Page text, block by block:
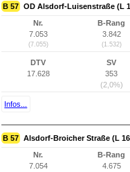
B 57 OD Alsdorf-Luisenstraße (L
Nr.
7.053
(7.055)
B-Rang
3.842
(1.532)
DTV
17.628
SV
353
(2,0%)
Infos...
B 57 Alsdorf-Broicher Straße (L
Nr.
7.054
B-Rang
4.675